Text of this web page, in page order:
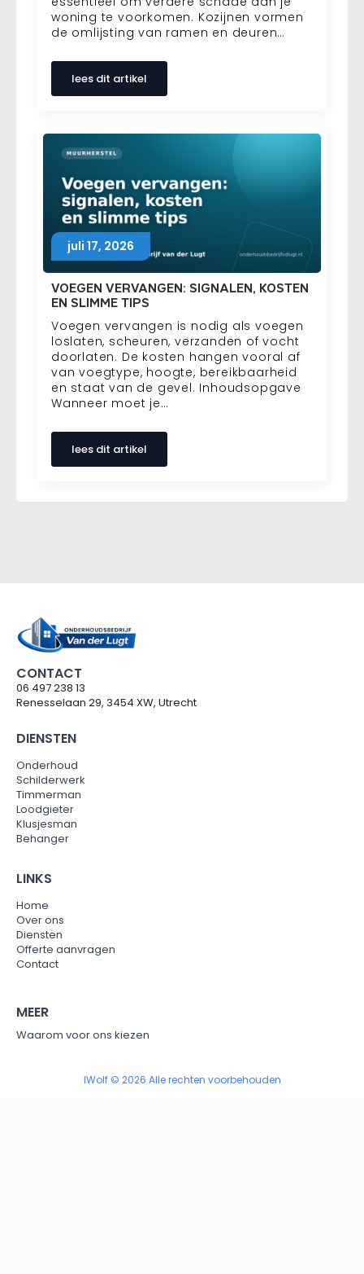
woning te voorkomen. Kozijnen vormen
de omlijsting van ramen en deuren…
lees dit artikel
VOEGEN VERVANGEN: SIGNALEN, KOSTEN
EN SLIMME TIPS
juli 17, 2026
Voegen vervangen is nodig als voegen
loslaten, scheuren, verzanden of vocht
doorlaten. De kosten hangen vooral af
van voegtype, hoogte, bereikbaarheid
en staat van de gevel. Inhoudsopgave
Wanneer moet je…
lees dit artikel
CONTACT
06 497 238 13
Renesselaan 29, 3454 XW, Utrecht
DIENSTEN
Onderhoud
Schilderwerk
Timmerman
Loodgieter
Klusjesman
Behanger
LINKS
Home
Over ons
Diensten
Offerte aanvragen
Contact
MEER
Waarom voor ons kiezen
IWolf © 2026 Alle rechten voorbehouden